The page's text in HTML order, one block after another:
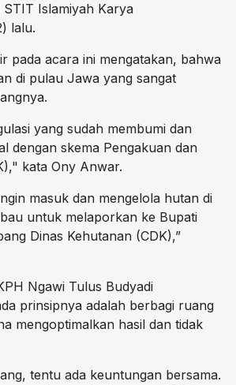
Islamiyah Karya
lalu.
pada acara ini mengatakan, bahwa
di pulau Jawa yang sangat
yang sudah membumi dan
dengan skema Pengakuan dan
kata Ony Anwar.
masuk dan mengelola hutan di
untuk melaporkan ke Bupati
Dinas Kehutanan (CDK),”
Ngawi Tulus Budyadi
prinsipnya adalah berbagi ruang
mengoptimalkan hasil dan tidak
tentu ada keuntungan bersama.